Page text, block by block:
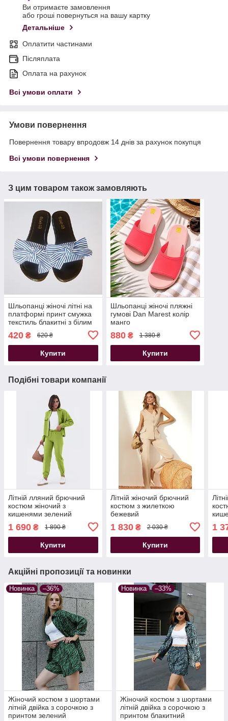
Ви отримаєте замовлення
або гроші повернуться на вашу картку
Детальніше
Оплатити частинами
Післяплата
Оплата на рахунок
Всі умови оплати
Умови повернення
Повернення товару впродовж 14 днів за рахунок покупця
Всі умови повернення
З цим товаром також замовляють
Шльопанці жіночі літні на
платформі принт смужка
текстиль блакитні з білим
420 ₴ 620 ₴
Купити
Шльопанці жіночі пляжні
гумові Dan Marest колір
манго
880₴ 1 380 ₴
Купити
Подібні товари компанії
Літній лляний брючний
костюм жіночий з
кишенями зелений
1 690 ₴ 1 890 ₴
Купити
Літній жіночий брючний
костюм з жилеткою
бежевий
1 830₴ 2 030 ₴
Купити
1
Акційні пропозиції та новинки
Новинка –36%
Жіночий костюм з шортами
літній двійка з сорочкою з
принтом зелений
Новинка –33%
Жіночий костюм з шортами
літній двійка з сорочкою з
принтом блакитний